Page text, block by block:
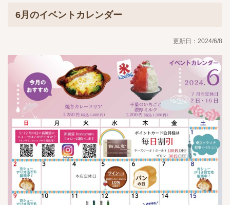
6月のイベントカレンダー
更新日：2024/6/8